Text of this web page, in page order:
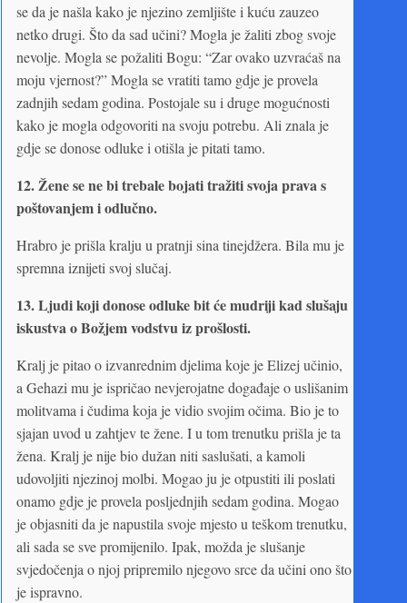
se da je našla kako je njezino zemljište i kuću zauzeo
netko drugi. Što da sad učini? Mogla je žaliti zbog svoje
nevolje. Mogla se požaliti Bogu: “Zar ovako uzvraćaš na
moju vjernost?” Mogla se vratiti tamo gdje je provela
zadnjih sedam godina. Postojale su i druge mogućnosti
kako je mogla odgovoriti na svoju potrebu. Ali znala je
gdje se donose odluke i otišla je pitati tamo.
12.Žene se ne bi trebale bojati tražiti svoja prava s
poštovanjem i odlučno.
Hrabro je prišla kralju u pratnji sina tinejdžera. Bila mu je
spremna iznijeti svoj slučaj.
13.Ljudi koji donose odluke bit će mudriji kad slušaju
iskustva o Božjem vodstvu iz prošlosti.
Kralj je pitao o izvanrednim djelima koje je Elizej učinio,
a Gehazi mu je ispričao nevjerojatne događaje o uslišanim
molitvama i čudima koja je vidio svojim očima. Bio je to
sjajan uvod u zahtjev te žene. I u tom trenutku prišla je ta
žena. Kralj je nije bio dužan niti saslušati, a kamoli
udovoljiti njezinoj molbi. Mogao ju je otpustiti ili poslati
onamo gdje je provela posljednjih sedam godina. Mogao
je objasniti da je napustila svoje mjesto u teškom trenutku,
ali sada se sve promijenilo. Ipak, možda je slušanje
svjedočenja o njoj pripremilo njegovo srce da učini ono što
je ispravno.